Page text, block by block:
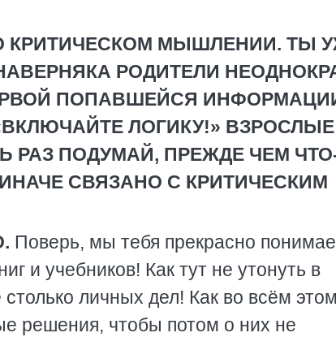
КРИТИЧЕСКОМ МЫШЛЕНИИ. ТЫ
РОДИТЕЛИ
ПОПАВШЕЙСЯ
ЛОГИКУ!» ВЗРОСЛЫЕ
РАЗ ПОДУМАЙ, ПРЕЖДЕ ЧЕМ
СВЯЗАНО С КРИТИЧЕСКИМ
Поверь, мы тебя прекрасно
и учебников! Как тут не утонуть в
личных дел! Как во всём
решения, чтобы потом о них не